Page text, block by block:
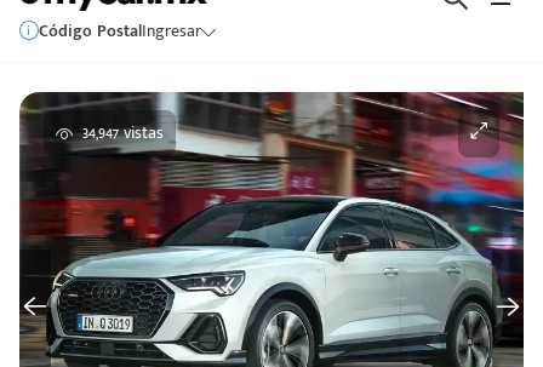
Código PostalIngresar
34,947 vistas